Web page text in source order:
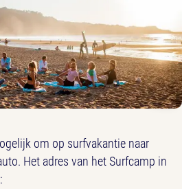
om op surfvakantie naar
Het adres van het Surfcamp in